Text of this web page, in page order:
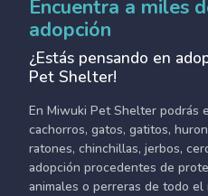
Encuentra a miles
adopción
¿Estás pensando en
Pet Shelter!
En Miwuki Pet Shelter podrás
cachorros, gatos, gatitos,
ratones, chinchillas, jerbos,
adopción procedentes de
animales o perreras de todo el